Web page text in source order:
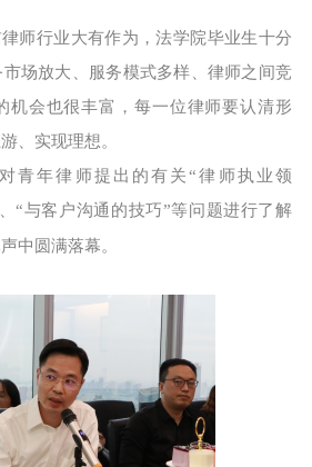
师行业大有作为，法学院毕业生十分
场放大、服务模式多样、律师之间竞
机会也很丰富，每一位律师要认清形
、实现理想。
青年律师提出的有关“律师执业领
“与客户沟通的技巧”等问题进行了解
中圆满落幕。